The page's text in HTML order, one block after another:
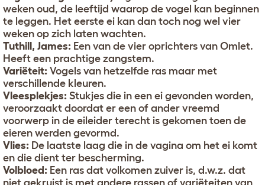
weken oud, de leeftijd waarop de vogel kan beginnen
te leggen. Het eerste ei kan dan toch nog wel vier
weken op zich laten wachten.
Tuthill, James: Een van de vier oprichters van Omlet.
Heeft een prachtige zangstem.
Variëteit: Vogels van hetzelfde ras maar met
verschillende kleuren.
Vleesplekjes: Stukjes die in een ei gevonden worden,
veroorzaakt doordat er een of ander vreemd
voorwerp in de eileider terecht is gekomen toen de
eieren werden gevormd.
Vlies: De laatste laag die in de vagina om het ei komt
en die dient ter bescherming.
Volbloed: Een ras dat volkomen zuiver is, d.w.z. dat